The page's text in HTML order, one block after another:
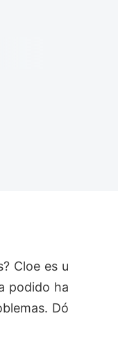
Cloe es u
podido ha
Dó